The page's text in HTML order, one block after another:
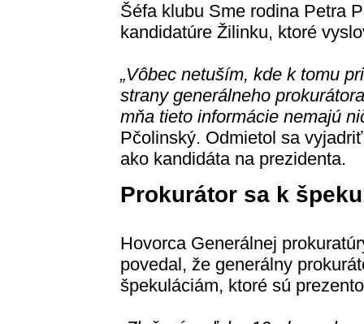
Šéfa klubu Sme rodina Petra
kandidatúre Žilinku, ktoré
„Vôbec netuším, kde k tomu
strany generálneho
mňa tieto informácie nemajú
Pčolinský. Odmietol sa
ako kandidáta na prezidenta.
Prokurátor sa k
Hovorca Generálnej
povedal, že generálny
špekuláciám, ktoré sú